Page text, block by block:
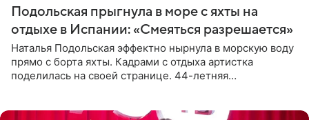
Подольская прыгнула в море с яхты на
отдыхе в Испании: «Смеяться разрешается»
Наталья Подольская эффектно нырнула в морскую воду
прямо с борта яхты. Кадрами с отдыха артистка
поделилась на своей странице. 44-летняя